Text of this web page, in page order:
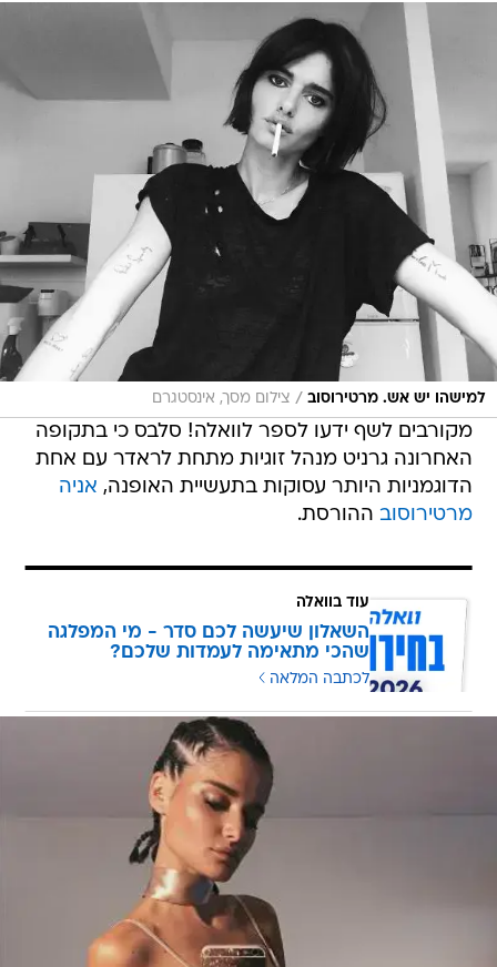
למישהו יש אש. מרטירוסוב / צילום מסך, אינסטגרם
מקורבים לשף ידעו לספר לוואלה! סלבס כי בתקופה
האחרונה גרניט מנהל זוגיות מתחת לראדר עם אחת
הדוגמניות היותר עסוקות בתעשיית האופנה, אניה
מרטירוסוב ההורסת.
עוד בוואלה
השאלון שיעשה לכם סדר - מי המפלגה
שהכי מתאימה לעמדות שלכם?
לכתבה המלאה